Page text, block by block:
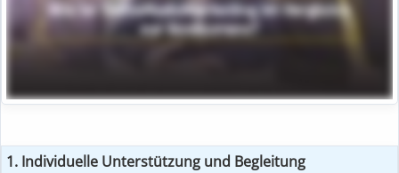
1. Individuelle Unterstützung und Begleitung